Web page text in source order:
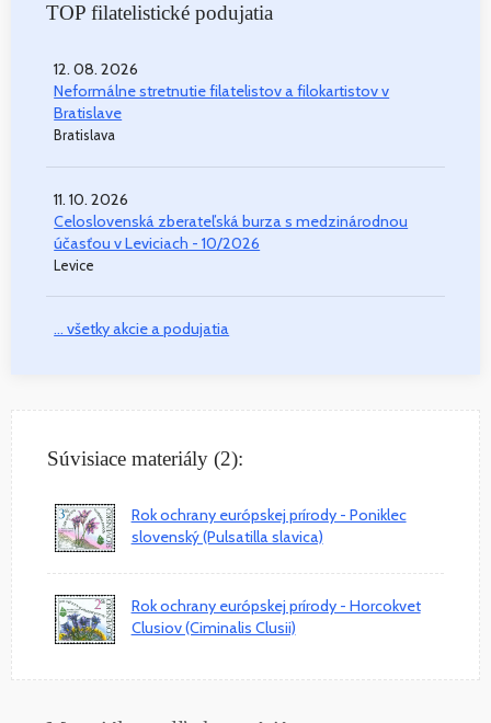
TOP filatelistické podujatia
12. 08. 2026
Neformálne stretnutie filatelistov a filokartistov v
Bratislave
Bratislava
11. 10. 2026
Celoslovenská zberateľská burza s medzinárodnou
účasťou v Leviciach - 10/2026
Levice
... všetky akcie a podujatia
Súvisiace materiály (2):
Rok ochrany európskej prírody - Poniklec
slovenský (Pulsatilla slavica)
Rok ochrany európskej prírody - Horcokvet
Clusiov (Ciminalis Clusii)